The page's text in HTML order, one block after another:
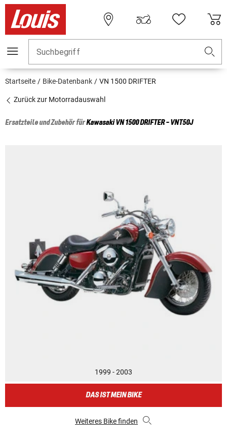
Suchbegriff
Startseite Bike-Datenbank VN 1500 DRIFTER
Zurück zur Motorradauswahl
Ersatzteile und Zubehör fürKawasakiVN 1500 DRIFTER - VNT50J
1999 - 2003
DAS IST MEIN BIKE
Weiteres Bike finden